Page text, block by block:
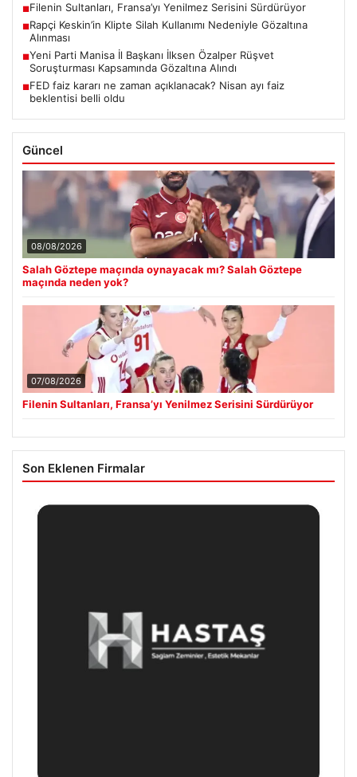
■Filenin Sultanları, Fransa’yı Yenilmez Serisini Sürdürüyor
■Rapçi Keskin’in Klipte Silah Kullanımı Nedeniyle Gözaltına
Alınması
■Yeni Parti Manisa İl Başkanı İlksen Özalper Rüşvet
Soruşturması Kapsamında Gözaltına Alındı
■FED faiz kararı ne zaman açıklanacak? Nisan ayı faiz
beklentisi belli oldu
Güncel
08/08/2026
Salah Göztepe maçında oynayacak mı? Salah Göztepe
maçında neden yok?
07/08/2026
Filenin Sultanları, Fransa’yı Yenilmez Serisini Sürdürüyor
Son Eklenen Firmalar